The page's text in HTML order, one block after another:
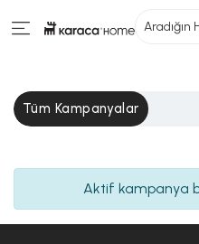
Aradığın
Tüm Kampanyalar
Aktif kampanya